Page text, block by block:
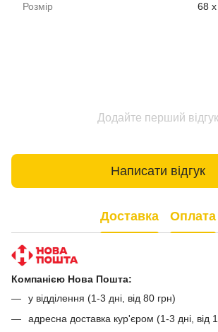
Розмір 68
Додайте перший відгук
Написати відгук
Доставка Оплата
Компанією Нова Пошта:
у відділення (1-3 дні, від 80 грн)
адресна доставка кур'єром (1-3 дні, від